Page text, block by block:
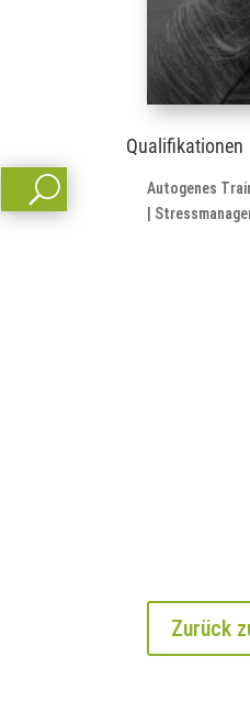
Qualifikationen
Autogenes
|
Zurück
U